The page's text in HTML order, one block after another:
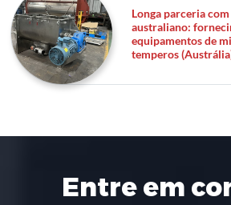
Longa parceria
australiano:
equipamentos de
temperos
Entre em